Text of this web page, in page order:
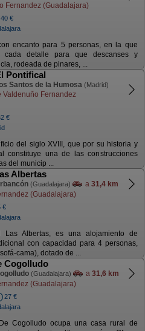
Fernandez (Guadalajara)
40 €
encanto para 5 personas, en la que
cada detalle para que descanses y
rodeada de pinares, ...
Pontifical
Santos de la Humosa (Madrid)
Valdenuño Fernandez
€
del siglo XVIII, que por su historia y
constituye una de las construcciones
del municip ...
Albertas
(Guadalajara) a 31,4 km
(Guadalajara)
€
Las Albertas, es una alojamiento de
con capacidad para 4 personas,
cama), dotado de ...
Cogolludo
(Guadalajara) a 31,6 km
(Guadalajara)
27 €
Cogolludo ocupa una casa rural de